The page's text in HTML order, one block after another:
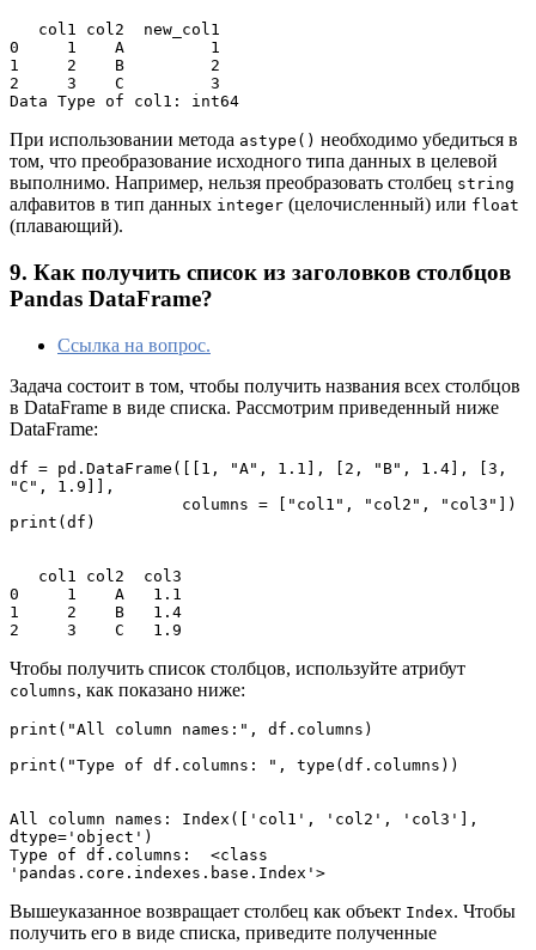
0     1    A         1
1     2    B         2
2     3    C         3
Data Type of col1: int64
При использовании метода astype() необходимо убедиться в
том, что преобразование исходного типа данных в целевой
выполнимо. Например, нельзя преобразовать столбец string
алфавитов в тип данных integer (целочисленный) или float
(плавающий).
9. Как получить список из заголовков столбцов
Pandas DataFrame?
Ссылка на вопрос.
Задача состоит в том, чтобы получить названия всех столбцов
в DataFrame в виде списка. Рассмотрим приведенный ниже
DataFrame:
df = pd.DataFrame([[1, "A", 1.1], [2, "B", 1.4], [3,
"C", 1.9]],
print(df)
0     1    A   1.1
1     2    B   1.4
2     3    C   1.9
Чтобы получить список столбцов, используйте атрибут
columns, как показано ниже:
print("All column names:", df.columns)
print("Type of df.columns: ", type(df.columns))
All column names: Index(['col1', 'col2', 'col3'],
dtype='object')
Type of df.columns:  <class
'pandas.core.indexes.base.Index'>
Вышеуказанное возвращает столбец как объект Index. Чтобы
получить его в виде списка, приведите полученные